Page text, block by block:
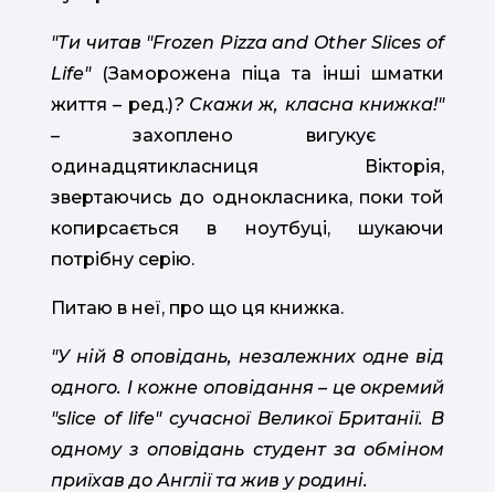
"Ти читав "Frozen Pizza and Other Slices of
Life"(Заморожена піца та інші шматки
життя – ред.)? Скажи ж, класна книжка!"
– захоплено вигукує
одинадцятикласниця Вікторія,
звертаючись до однокласника, поки той
копирсається в ноутбуці, шукаючи
потрібну серію.
Питаю в неї, про що ця книжка.
"У ній 8 оповідань, незалежних одне від
одного. І кожне оповідання – це окремий
"slice of life" сучасної Великої Британії. В
одному з оповідань студент за обміном
приїхав до Англії та жив у родині.